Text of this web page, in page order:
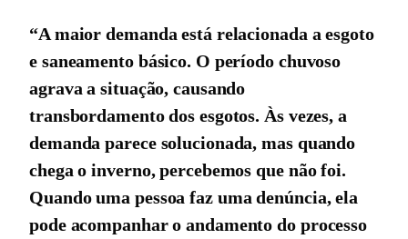
“A maior demanda está relacionada a esgoto
e saneamento básico. O período chuvoso
agrava a situação, causando
transbordamento dos esgotos. Às vezes, a
demanda parece solucionada, mas quando
chega o inverno, percebemos que não foi.
Quando uma pessoa faz uma denúncia, ela
pode acompanhar o andamento do processo